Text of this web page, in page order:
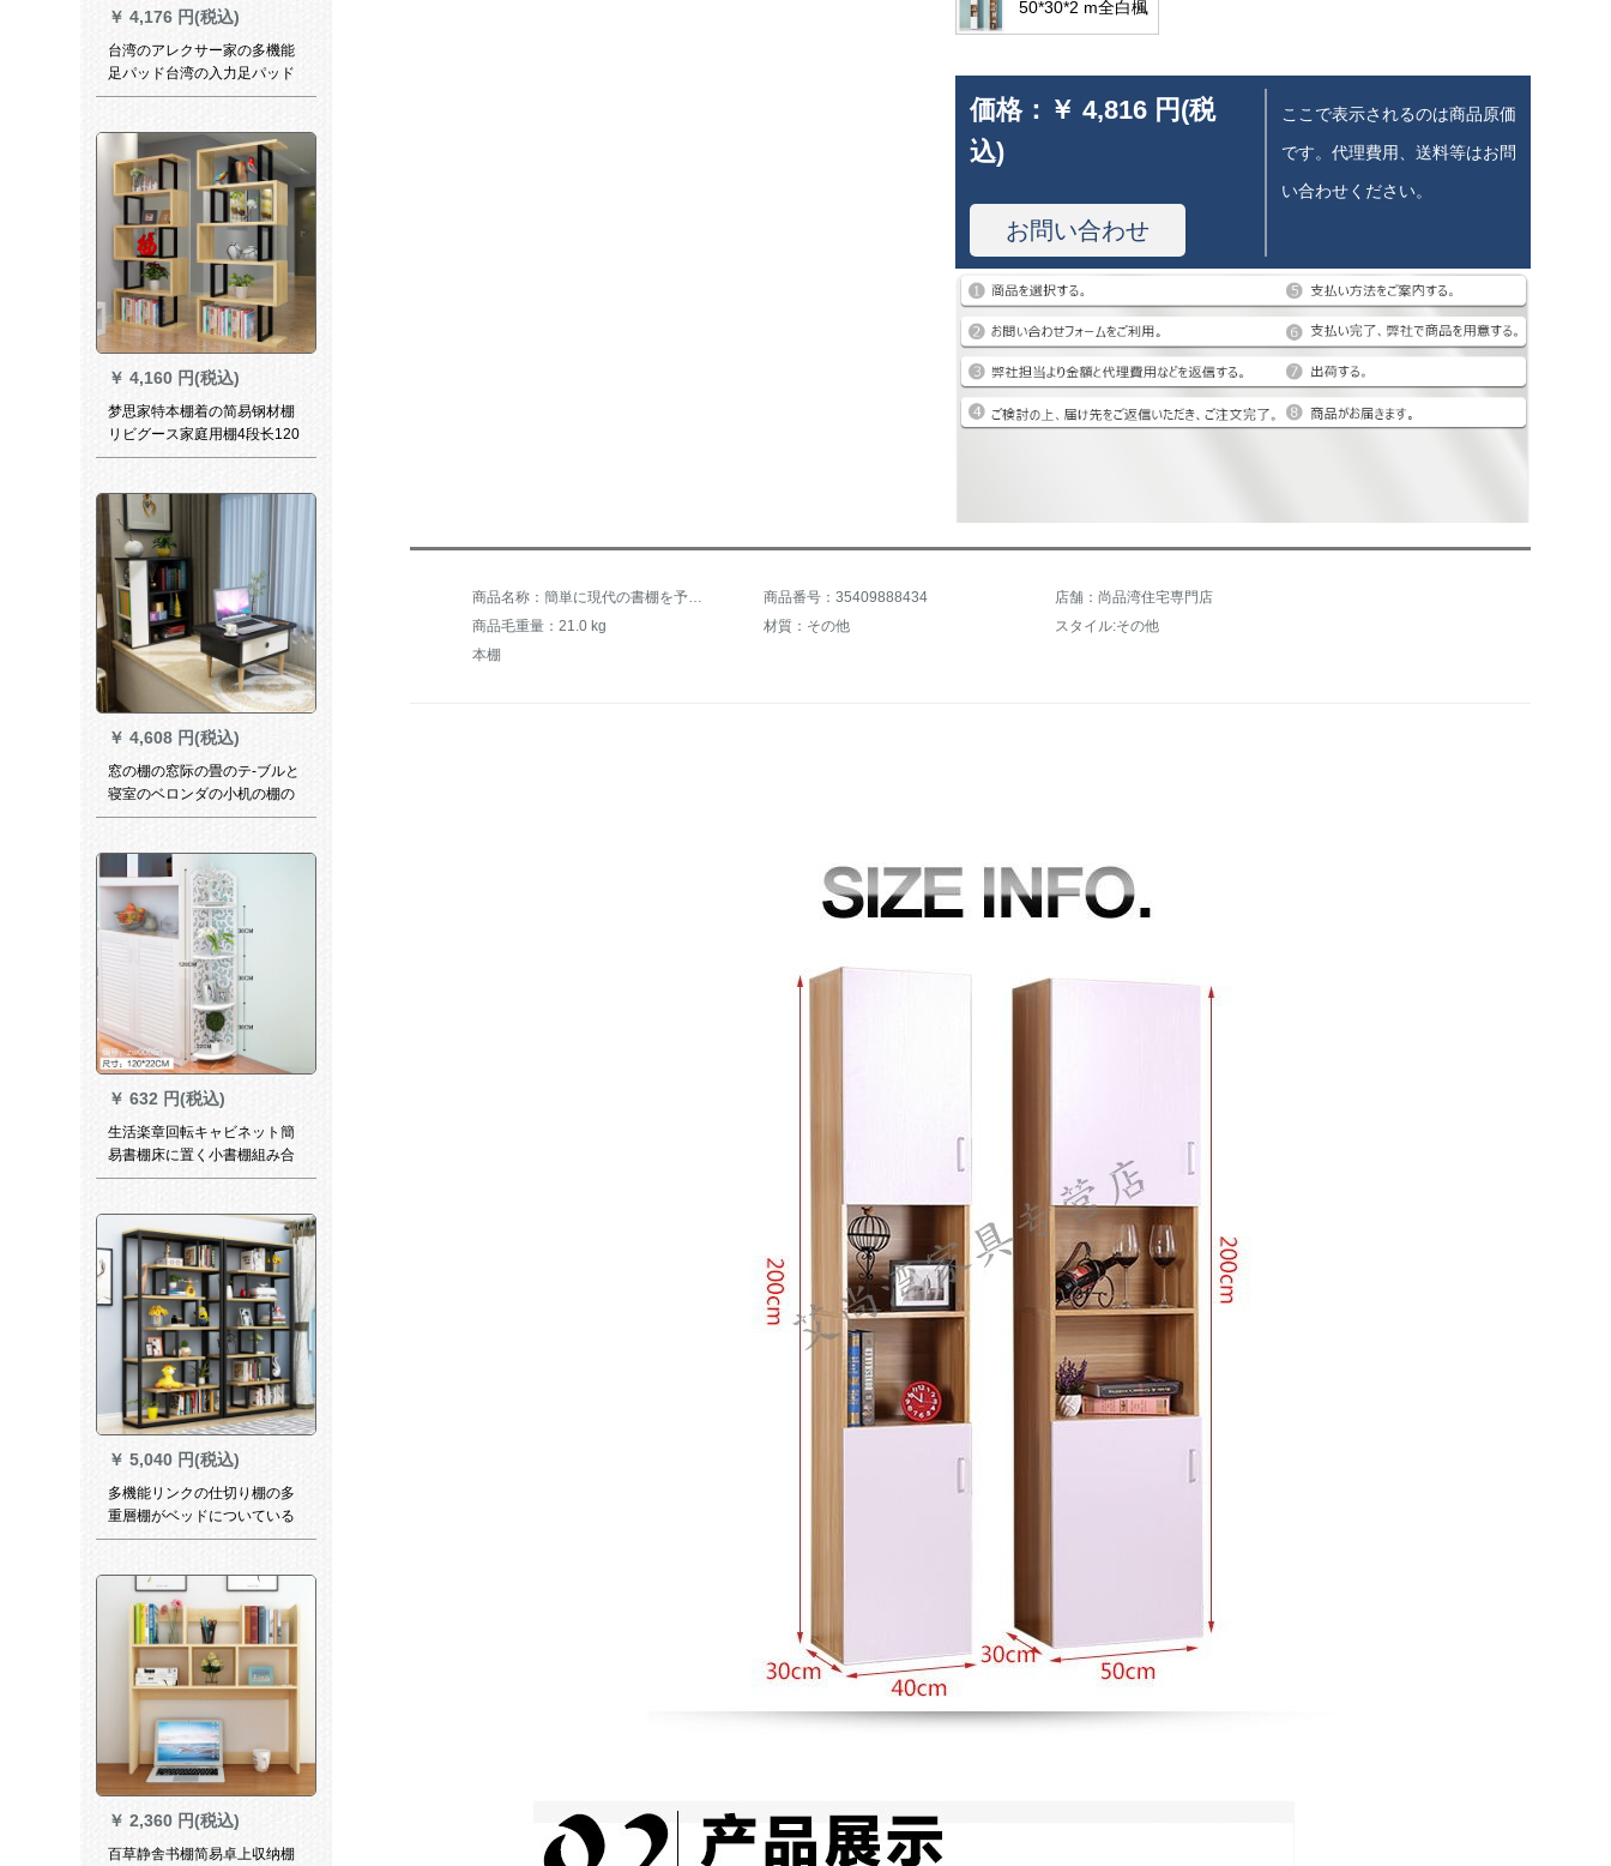
￥ 4,176 円(税込)
台湾のアレクサー家の多機能
足パッド台湾の入力足パッド
グレー
￥ 4,160 円(税込)
梦思家特本棚着の简易钢材棚
リビグース家庭用棚4段长120
奥行き30高153 cm
￥ 4,608 円(税込)
窓の棚の窓际の畳のテ-ブルと
寝室のベロンダの小机の棚の
低い棚と机（黒＋暖かいか白
￥ 632 円(税込)
生活楽章回転キャビネット簡
易書棚床に置く小書棚組み合
わせ三角棚学生博物館棚リビ
納展示棚1.2 m高回転角4階
￥ 5,040 円(税込)
多機能リンクの仕切り棚の多
重層棚がベッドについている
家庭用簡易壁書棚収納棚7階
￥ 2,360 円(税込)
百草静舎书棚简易卓上収纳棚
50*30*2 m全白楓
価格： ￥ 4,816 円(税
込)
お問い合わせ
ここで表示されるのは商品原価
です。代理費用、送料等はお問
い合わせください。
商品番号：35409888434
店舗：尚品湾住宅専門店
商品毛重量：21.0 kg
材質：その他
スタイル:その他
本棚